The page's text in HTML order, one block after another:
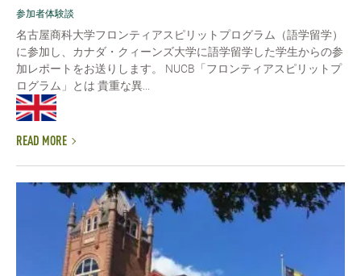
参加者体験談
名古屋商科大学フロンティアスピリットプログラム（語学留学）
に参加し、カナダ・クィーンズ大学に語学留学した学生からの参
加レポートをお送りします。 NUCB「フロンティアスピリットプ
ログラム」とは 貴重な異...
READ MORE